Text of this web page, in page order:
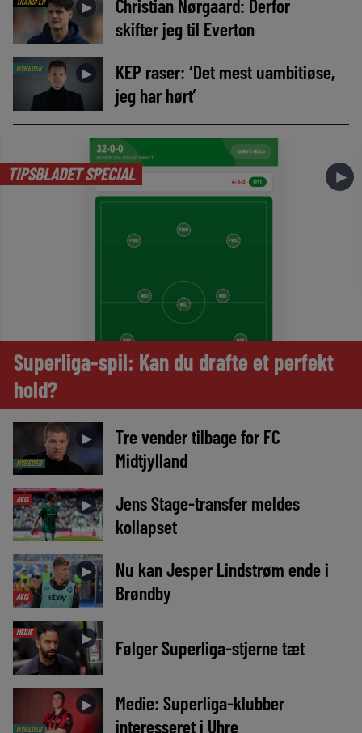
►
Christian Nørgaard: Derfor
skifter jeg til Everton
NYHEDER ►
KEP raser: ‘Det mest uambitiøse,
jeg har hørt’
TIPSBLADET SPECIAL ►
Superliga-spil: Kan du drafte et perfekt
hold?
NYHEDER
►
Tre vender tilbage for FC
Midtjylland
AVIS ►
Jens Stage-transfer meldes
kollapset
AVIS
►
Nu kan Jesper Lindstrøm ende i
Brøndby
MEDIE ► Følger Superliga-stjerne tæt
NYHEDER
►
Medie: Superliga-klubber
interesseret i Uhre